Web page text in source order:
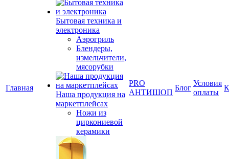
Главная
Бытовая техника и
электроника
Аэрогриль
Блендеры,
измельчители,
мясорубки
Наша продукция на
маркетплейсах
Ножи из
циркониевой
керамики
PRO
АНТИШОП
Блог
Условия
оплаты